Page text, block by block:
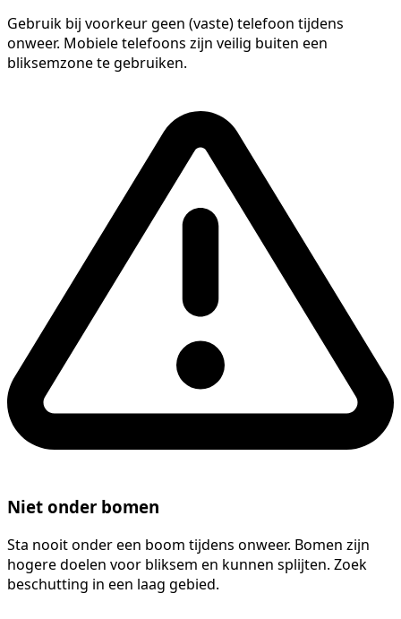
Gebruik bij voorkeur geen (vaste) telefoon tijdens
onweer. Mobiele telefoons zijn veilig buiten een
bliksemzone te gebruiken.
Niet onder bomen
Sta nooit onder een boom tijdens onweer. Bomen zijn
hogere doelen voor bliksem en kunnen splijten. Zoek
beschutting in een laag gebied.